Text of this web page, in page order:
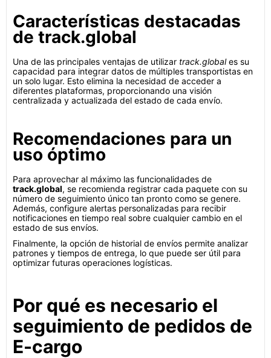
Características destacadas
de track.global
Una de las principales ventajas de utilizar track.globales su
capacidad para integrar datos de múltiples transportistas en
un solo lugar. Esto elimina la necesidad de acceder a
diferentes plataformas, proporcionando una visión
centralizada y actualizada del estado de cada envío.
Recomendaciones para un
uso óptimo
Para aprovechar al máximo las funcionalidades de
track.global, se recomienda registrar cada paquete con su
número de seguimiento único tan pronto como se genere.
Además, configure alertas personalizadas para recibir
notificaciones en tiempo real sobre cualquier cambio en el
estado de sus envíos.
Finalmente, la opción de historial de envíos permite analizar
patrones y tiempos de entrega, lo que puede ser útil para
optimizar futuras operaciones logísticas.
Por qué es necesario el
seguimiento de pedidos de
E-cargo